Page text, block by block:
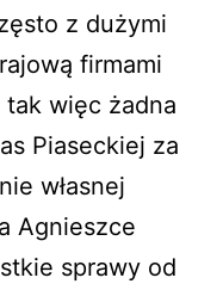
z dużymi
firmami
więc żadna
Piaseckiej za
własnej
Agnieszce
sprawy od